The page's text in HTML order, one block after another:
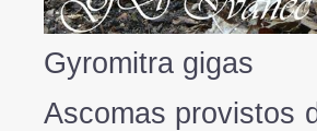
Gyromitra gigas
Ascomas provistos